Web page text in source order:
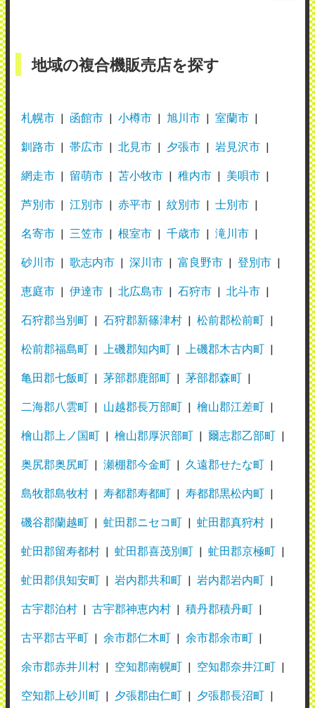
地域の複合機販売店を探す
札幌市 函館市 小樽市 旭川市 室蘭市
釧路市 帯広市 北見市 夕張市 岩見沢市
網走市 留萌市 苫小牧市 稚内市 美唄市
芦別市 江別市 赤平市 紋別市 士別市
名寄市 三笠市 根室市 千歳市 滝川市
砂川市 歌志内市 深川市 富良野市 登別市
恵庭市 伊達市 北広島市 石狩市 北斗市
石狩郡当別町 石狩郡新篠津村 松前郡松前町
松前郡福島町 上磯郡知内町 上磯郡木古内町
亀田郡七飯町 茅部郡鹿部町 茅部郡森町
二海郡八雲町 山越郡長万部町 檜山郡江差町
檜山郡上ノ国町 檜山郡厚沢部町 爾志郡乙部町
奥尻郡奥尻町 瀬棚郡今金町 久遠郡せたな町
島牧郡島牧村 寿都郡寿都町 寿都郡黒松内町
磯谷郡蘭越町 虻田郡ニセコ町 虻田郡真狩村
虻田郡留寿都村 虻田郡喜茂別町 虻田郡京極町
虻田郡倶知安町 岩内郡共和町 岩内郡岩内町
古宇郡泊村 古宇郡神恵内村 積丹郡積丹町
古平郡古平町 余市郡仁木町 余市郡余市町
余市郡赤井川村 空知郡南幌町 空知郡奈井江町
空知郡上砂川町 夕張郡由仁町 夕張郡長沼町